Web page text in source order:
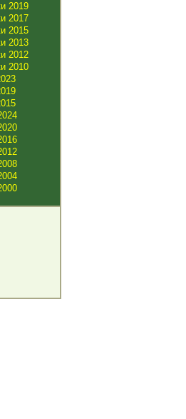
2019
2017
2015
2013
2012
2010